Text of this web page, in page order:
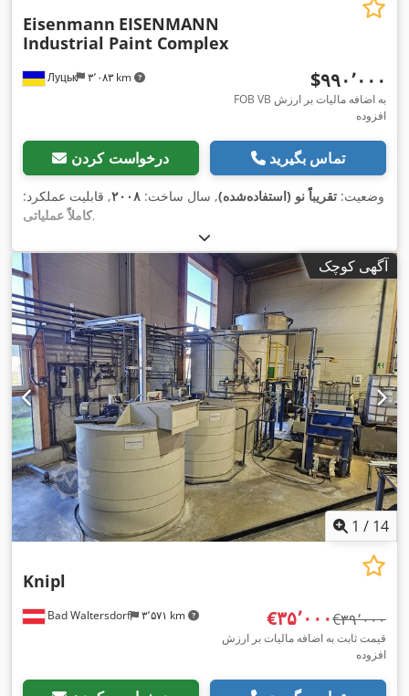
Луцьк ۳٬۰۸۳ km
Eisenmann EISENMANN
Industrial Paint Complex
‎$۹۹۰٬۰۰۰
FOB VB به اضافه مالیات بر ارزش
افزوده
درخواست کردن تماس بگیرید
وضعیت: تقریباً نو (استفاده‌شده), سال ساخت: ۲۰۰۸, قابلیت عملکرد:
کاملاً عملیاتی,
آگهی کوچک
1 / 14
Bad Waltersdorf ۳٬۵۷۱ km
Knipl
‎€۳۵٬۰۰۰ ‎€۳۹٬۰۰۰
قیمت ثابت به اضافه مالیات بر ارزش
افزوده